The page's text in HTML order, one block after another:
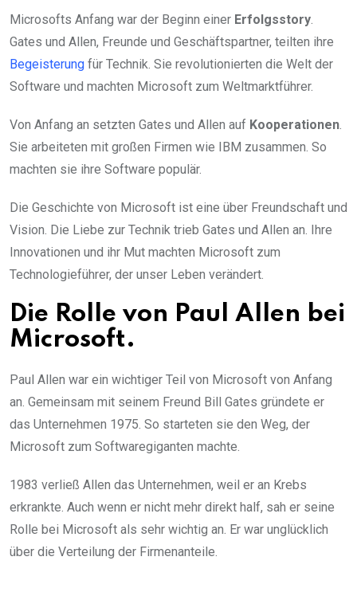
Microsofts Anfang war der Beginn einer Erfolgsstory.
Gates und Allen, Freunde und Geschäftspartner, teilten ihre
Begeisterung für Technik. Sie revolutionierten die Welt der
Software und machten Microsoft zum Weltmarktführer.
Von Anfang an setzten Gates und Allen auf Kooperationen.
Sie arbeiteten mit großen Firmen wie IBM zusammen. So
machten sie ihre Software populär.
Die Geschichte von Microsoft ist eine über Freundschaft und
Vision. Die Liebe zur Technik trieb Gates und Allen an. Ihre
Innovationen und ihr Mut machten Microsoft zum
Technologieführer, der unser Leben verändert.
Die Rolle von Paul Allen bei
Microsoft.
Paul Allen war ein wichtiger Teil von Microsoft von Anfang
an. Gemeinsam mit seinem Freund Bill Gates gründete er
das Unternehmen 1975. So starteten sie den Weg, der
Microsoft zum Softwaregiganten machte.
1983 verließ Allen das Unternehmen, weil er an Krebs
erkrankte. Auch wenn er nicht mehr direkt half, sah er seine
Rolle bei Microsoft als sehr wichtig an. Er war unglücklich
über die Verteilung der Firmenanteile.